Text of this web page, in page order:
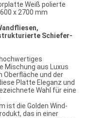
Weiß polierte
x 2700 mm
Schiefer-
Mischung aus Luxus
Oberfläche und der
Platte Eleganz und
Wahl für eine
ist die Golden Wind-
das in einer